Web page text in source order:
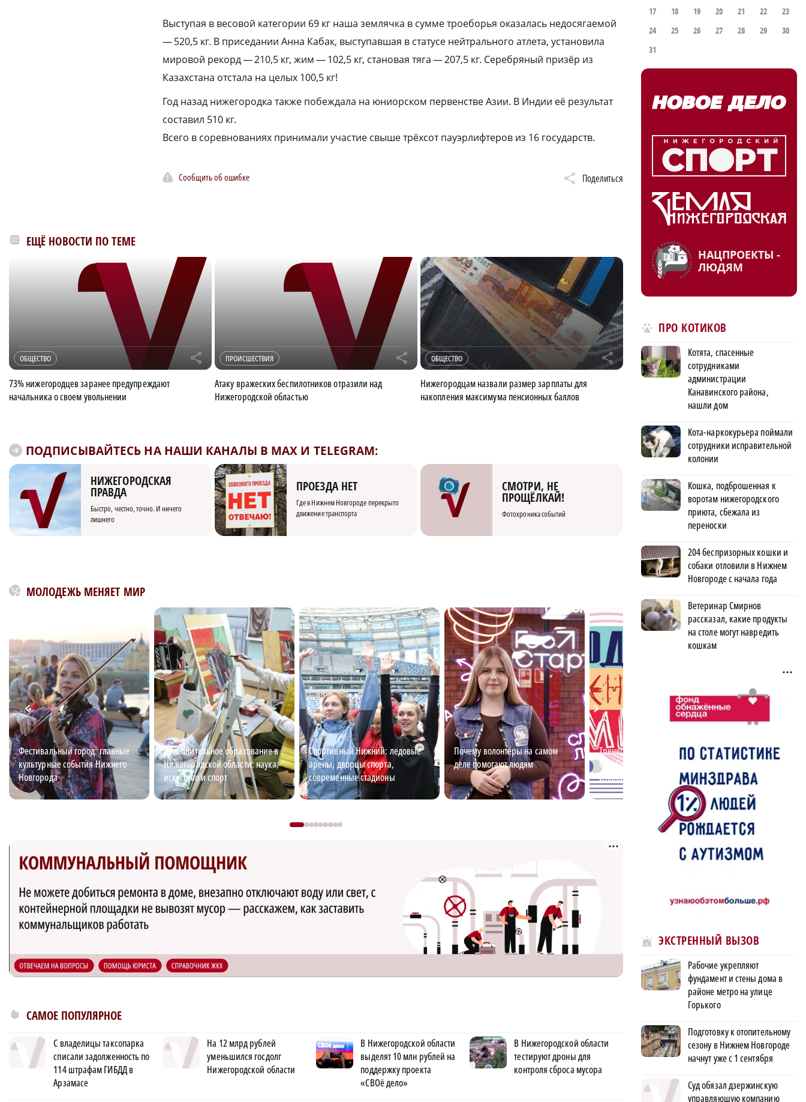
Выступая в весовой категории 69 кг наша землячка в сумме троеборья оказалась недосягаемой
— 520,5 кг. В приседании Анна Кабак, выступавшая в статусе нейтрального атлета, установила
мировой рекорд — 210,5 кг, жим — 102,5 кг, становая тяга — 207,5 кг. Серебряный призёр из
Казахстана отстала на целых 100,5 кг!
Год назад нижегородка также побеждала на юниорском первенстве Азии. В Индии её результат
составил 510 кг.
Всего в соревнованиях принимали участие свыше трёхсот пауэрлифтеров из 16 государств.
Сообщить об ошибке Поделиться
ЕЩЁ НОВОСТИ ПО ТЕМЕ
ОБЩЕСТВО r
73% нижегородцев заранее предупреждают
начальника о своем увольнении
ПРОИСШЕСТВИЯ r
Атаку вражеских беспилотников отразили над
Нижегородской областью
ОБЩЕСТВО r
Нижегородцам назвали размер зарплаты для
накопления максимума пенсионных баллов
ПОДПИСЫВАЙТЕСЬ НА НАШИ КАНАЛЫ В MAX И TELEGRAM:
НИЖЕГОРОДСКАЯ
ПРАВДА
Быстро, честно, точно. И ничего
лишнего
ПРОЕЗДА НЕТ
Где в Нижнем Новгороде перекрыто
движение транспорта
СМОТРИ, НЕ
ПРОЩЁЛКАЙ!
Фотохроника событий
МОЛОДЕЖЬ МЕНЯЕТ МИР
Фестивальный город: главные
культурные события Нижнего
Новгорода
Дополнительное образование в
Нижегородской области: наука,
искусство и спорт
Спортивный Нижний: ледовые
арены, дворцы спорта,
современные стадионы
Почему волонтёры на самом
деле помогают людям
Тренер по плаванию Мария
Кулябина рассказала, как
избавиться от страха воды
Нижегородский
возвращает
САМОЕ ПОПУЛЯРНОЕ
С владелицы таксопарка
списали задолженность по
114 штрафам ГИБДД в
Арзамасе
На 12 млрд рублей
уменьшился госдолг
Нижегородской области
В Нижегородской области
выделят 10 млн рублей на
поддержку проекта
«СВОё дело»
В Нижегородской области
тестируют дроны для
контроля сброса мусора
17
18 19 20 21 22
23
24
25 26 27 28 29
30
31
НАЦПРОЕКТЫ -
ЛЮДЯМ
ПРО КОТИКОВ
Котята, спасенные
сотрудниками
администрации
Канавинского района,
нашли дом
Кота-наркокурьера поймали
сотрудники исправительной
колонии
Кошка, подброшенная к
воротам нижегородского
приюта, сбежала из
переноски
204 беспризорных кошки и
собаки отловили в Нижнем
Новгороде с начала года
Ветеринар Смирнов
рассказал, какие продукты
на столе могут навредить
кошкам
ЭКСТРЕННЫЙ ВЫЗОВ
Рабочие укрепляют
фундамент и стены дома в
районе метро на улице
Горького
Подготовку к отопительному
сезону в Нижнем Новгороде
начнут уже с 1 сентября
Суд обязал дзержинскую
управляющую компанию